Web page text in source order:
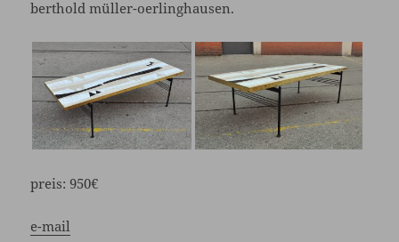
berthold müller-oerlinghausen.
preis: 950€
e-mail